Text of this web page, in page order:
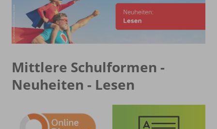
Mittlere Schulformen -
Neuheiten - Lesen